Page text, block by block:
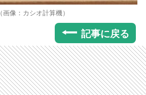
（画像：カシオ計算機）
記事に戻る